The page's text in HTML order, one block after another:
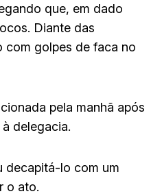
que, em dado
Diante das
com golpes de faca no
pela manhã após
delegacia.
decapitá-lo com um
o ato.